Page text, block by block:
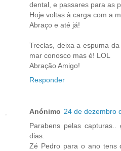
dental, e passares para as
Hoje voltas à carga com a
Abraço e até já!
Treclas, deixa a espuma
mar conosco mas é! LOL
Abração Amigo!
Responder
Anónimo 24 de dezembro
Parabens pelas capturas..
dias.
Zé Pedro para o ano tens